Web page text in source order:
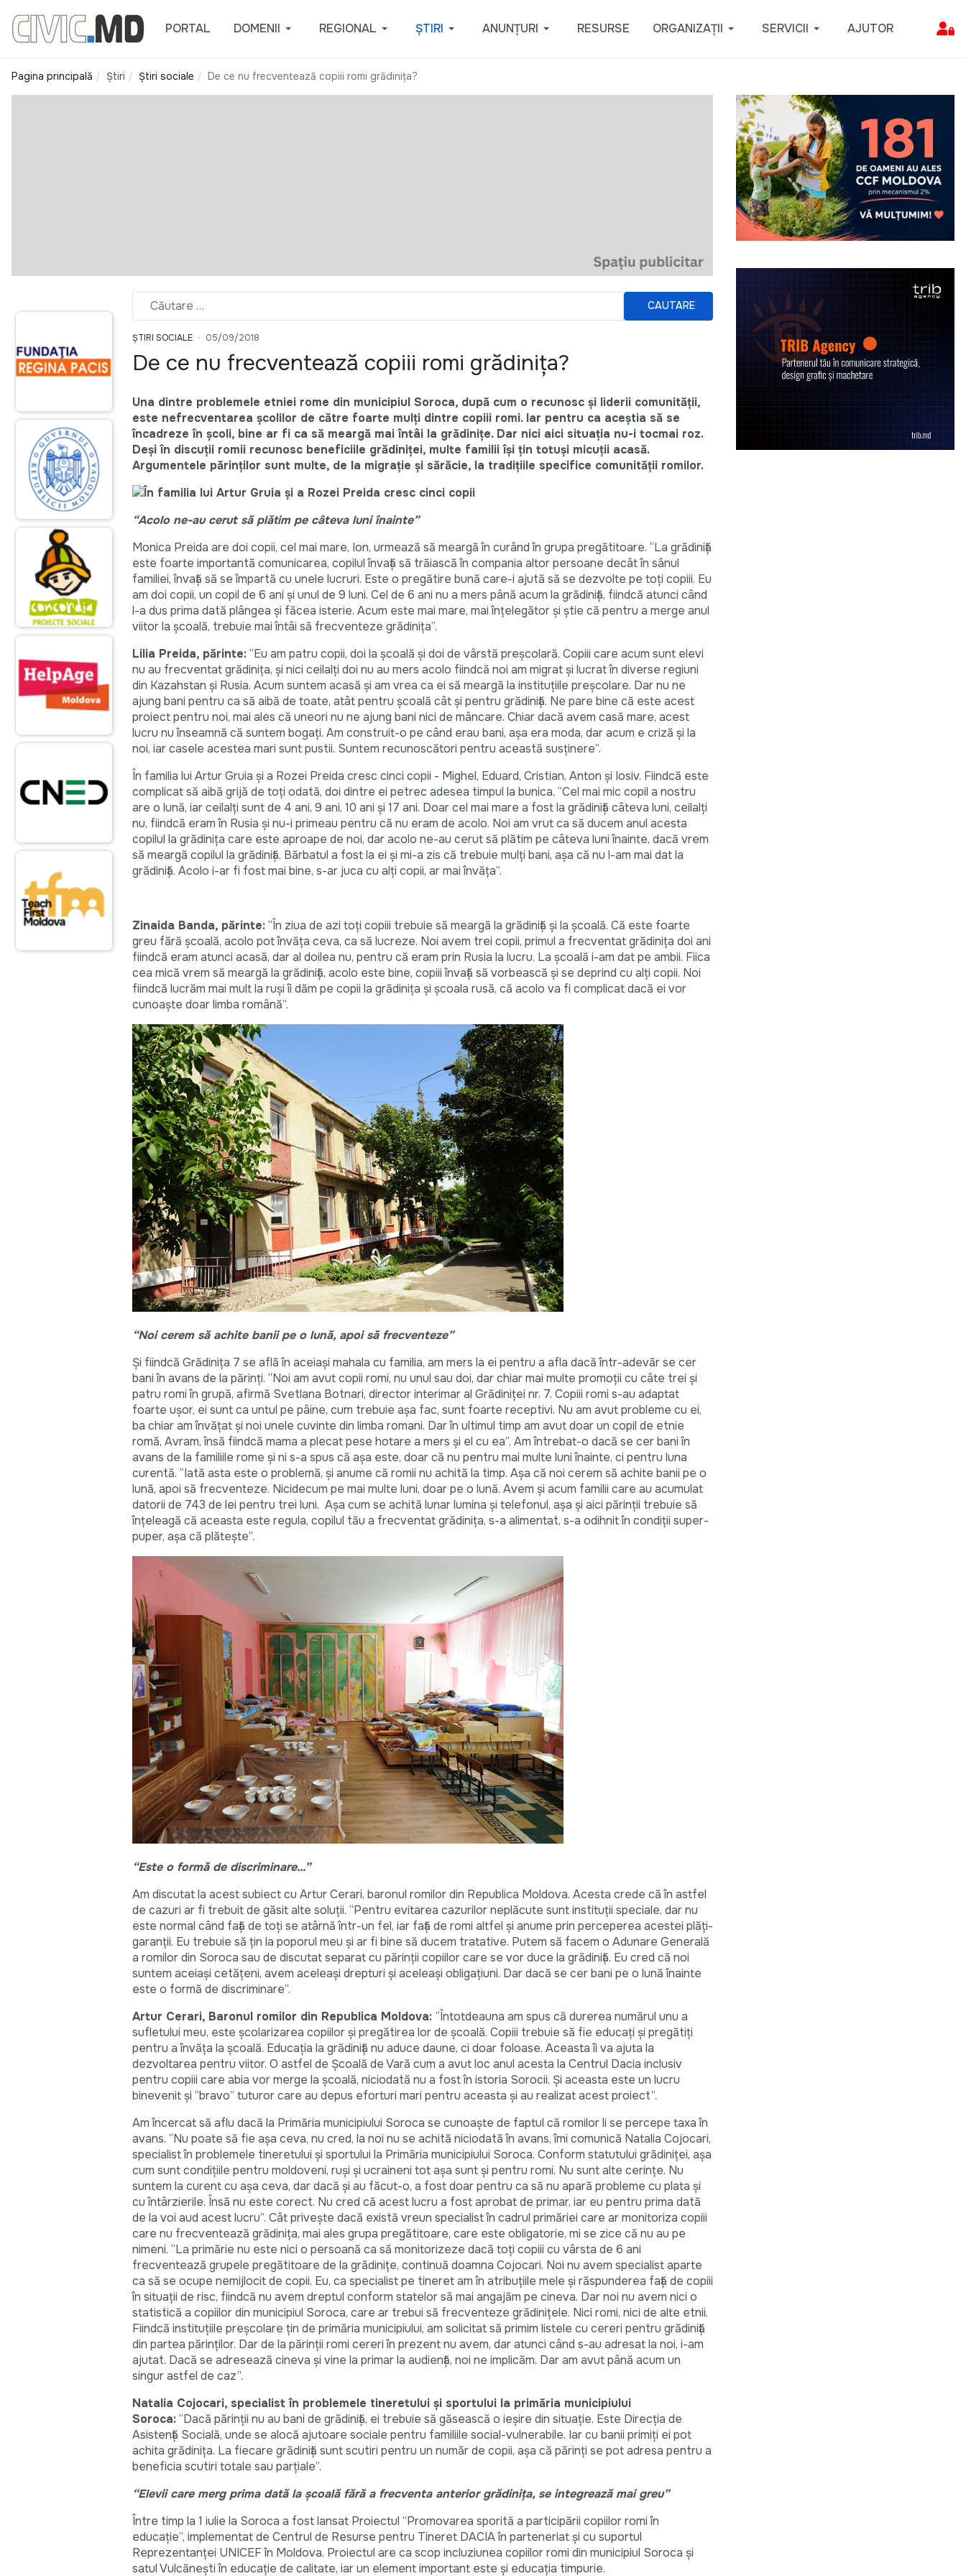
PORTAL DOMENII REGIONAL ȘTIRI ANUNȚURI RESURSE ORGANIZAȚII SERVICII AJUTOR
Pagina principală Știri Știri sociale De ce nu frecventează copiii romi grădinița?
CAUTARE
ȘTIRI SOCIALE 05/09/2018
De ce nu frecventează copiii romi grădinița?
Una dintre problemele etniei rome din municipiul Soroca, după cum o recunosc și liderii comunității,
este nefrecventarea școlilor de către foarte mulți dintre copiii romi. Iar pentru ca aceștia să se
încadreze în școli, bine ar fi ca să meargă mai întâi la grădinițe. Dar nici aici situația nu-i tocmai roz.
Deși în discuții romii recunosc beneficiile grădiniței, multe familii își țin totuși micuții acasă.
Argumentele părinților sunt multe, de la migrație și sărăcie, la tradițiile specifice comunității romilor.
“Acolo ne-au cerut să plătim pe câteva luni înainte”
Monica Preida are doi copii, cel mai mare, Ion, urmează să meargă în curând în grupa pregătitoare. “La grădiniță
este foarte importantă comunicarea, copilul învață să trăiască în compania altor persoane decât în sânul
familiei, învață să se împartă cu unele lucruri. Este o pregătire bună care-i ajută să se dezvolte pe toți copiii. Eu
am doi copii, un copil de 6 ani și unul de 9 luni. Cel de 6 ani nu a mers până acum la grădiniță, fiindcă atunci când
l-a dus prima dată plângea și făcea isterie. Acum este mai mare, mai înțelegător și știe că pentru a merge anul
viitor la școală, trebuie mai întâi să frecventeze grădinița”.
Lilia Preida, părinte:“Eu am patru copii, doi la școală și doi de vârstă preșcolară. Copiii care acum sunt elevi
nu au frecventat grădinița, și nici ceilalți doi nu au mers acolo fiindcă noi am migrat și lucrat în diverse regiuni
din Kazahstan și Rusia. Acum suntem acasă și am vrea ca ei să meargă la instituțiile preșcolare. Dar nu ne
ajung bani pentru ca să aibă de toate, atât pentru școală cât și pentru grădiniță. Ne pare bine că este acest
proiect pentru noi, mai ales că uneori nu ne ajung bani nici de mâncare. Chiar dacă avem casă mare, acest
lucru nu înseamnă că suntem bogați. Am construit-o pe când erau bani, așa era moda, dar acum e criză și la
noi, iar casele acestea mari sunt pustii. Suntem recunoscători pentru această susținere”.
În familia lui Artur Gruia și a Rozei Preida cresc cinci copii - Mighel, Eduard, Cristian, Anton și Iosiv. Fiindcă este
complicat să aibă grijă de toți odată, doi dintre ei petrec adesea timpul la bunica. “Cel mai mic copil a nostru
are o lună, iar ceilalți sunt de 4 ani, 9 ani, 10 ani și 17 ani. Doar cel mai mare a fost la grădiniță câteva luni, ceilalți
nu, fiindcă eram în Rusia și nu-i primeau pentru că nu eram de acolo. Noi am vrut ca să ducem anul acesta
copilul la grădinița care este aproape de noi, dar acolo ne-au cerut să plătim pe câteva luni înainte, dacă vrem
să meargă copilul la grădiniță. Bărbatul a fost la ei și mi-a zis că trebuie mulți bani, așa că nu l-am mai dat la
grădiniță. Acolo i-ar fi fost mai bine, s-ar juca cu alți copii, ar mai învăța”.
Zinaida Banda, părinte:“În ziua de azi toți copiii trebuie să meargă la grădiniță și la școală. Că este foarte
greu fără școală, acolo pot învăța ceva, ca să lucreze. Noi avem trei copii, primul a frecventat grădinița doi ani
fiindcă eram atunci acasă, dar al doilea nu, pentru că eram prin Rusia la lucru. La școală i-am dat pe ambii. Fiica
cea mică vrem să meargă la grădiniță, acolo este bine, copiii învață să vorbească și se deprind cu alți copii. Noi
fiindcă lucrăm mai mult la ruși îi dăm pe copii la grădinița și școala rusă, că acolo va fi complicat dacă ei vor
cunoaște doar limba română”.
“Noi cerem să achite banii pe o lună, apoi să frecventeze”
Și fiindcă Grădinița 7 se află în aceiași mahala cu familia, am mers la ei pentru a afla dacă într-adevăr se cer
bani în avans de la părinți. “Noi am avut copii romi, nu unul sau doi, dar chiar mai multe promoții cu câte trei și
patru romi în grupă, afirmă Svetlana Botnari, director interimar al Grădiniței nr. 7. Copiii romi s-au adaptat
foarte ușor, ei sunt ca untul pe pâine, cum trebuie așa fac, sunt foarte receptivi. Nu am avut probleme cu ei,
ba chiar am învățat și noi unele cuvinte din limba romani. Dar în ultimul timp am avut doar un copil de etnie
romă, Avram, însă fiindcă mama a plecat pese hotare a mers și el cu ea”. Am întrebat-o dacă se cer bani în
avans de la familiile rome și ni s-a spus că așa este, doar că nu pentru mai multe luni înainte, ci pentru luna
curentă. “Iată asta este o problemă, și anume că romii nu achită la timp. Așa că noi cerem să achite banii pe o
lună, apoi să frecventeze. Nicidecum pe mai multe luni, doar pe o lună. Avem și acum familii care au acumulat
datorii de 743 de lei pentru trei luni. Așa cum se achită lunar lumina și telefonul, așa și aici părinții trebuie să
înțeleagă că aceasta este regula, copilul tău a frecventat grădinița, s-a alimentat, s-a odihnit în condiții super-
puper, așa că plătește”.
“Este o formă de discriminare...”
Am discutat la acest subiect cu Artur Cerari, baronul romilor din Republica Moldova. Acesta crede că în astfel
de cazuri ar fi trebuit de găsit alte soluții. “Pentru evitarea cazurilor neplăcute sunt instituții speciale, dar nu
este normal când față de toți se atârnă într-un fel, iar față de romi altfel și anume prin perceperea acestei plăți-
garanții. Eu trebuie să țin la poporul meu și ar fi bine să ducem tratative. Putem să facem o Adunare Generală
a romilor din Soroca sau de discutat separat cu părinții copiilor care se vor duce la grădiniță. Eu cred că noi
suntem aceiași cetățeni, avem aceleași drepturi și aceleași obligațiuni. Dar dacă se cer bani pe o lună înainte
este o formă de discriminare”.
Artur Cerari, Baronul romilor din Republica Moldova: “Întotdeauna am spus că durerea numărul unu a
sufletului meu, este școlarizarea copiilor și pregătirea lor de școală. Copiii trebuie să fie educați și pregătiți
pentru a învăța la școală. Educația la grădiniță nu aduce daune, ci doar foloase. Aceasta îi va ajuta la
dezvoltarea pentru viitor. O astfel de Școală de Vară cum a avut loc anul acesta la Centrul Dacia inclusiv
pentru copiii care abia vor merge la școală, niciodată nu a fost în istoria Sorocii. Și aceasta este un lucru
binevenit și ”bravo” tuturor care au depus eforturi mari pentru aceasta și au realizat acest proiect”.
Am încercat să aflu dacă la Primăria municipiului Soroca se cunoaște de faptul că romilor li se percepe taxa în
avans. “Nu poate să fie așa ceva, nu cred, la noi nu se achită niciodată în avans, îmi comunică Natalia Cojocari,
specialist în problemele tineretului și sportului la Primăria municipiului Soroca. Conform statutului grădiniței, așa
cum sunt condițiile pentru moldoveni, ruși și ucraineni tot așa sunt și pentru romi. Nu sunt alte cerințe. Nu
suntem la curent cu așa ceva, dar dacă și au făcut-o, a fost doar pentru ca să nu apară probleme cu plata și
cu întârzierile. Însă nu este corect. Nu cred că acest lucru a fost aprobat de primar, iar eu pentru prima dată
de la voi aud acest lucru”. Cât privește dacă există vreun specialist în cadrul primăriei care ar monitoriza copiii
care nu frecventează grădinița, mai ales grupa pregătitoare, care este obligatorie, mi se zice că nu au pe
nimeni. “La primărie nu este nici o persoană ca să monitorizeze dacă toți copiii cu vârsta de 6 ani
frecventează grupele pregătitoare de la grădinițe, continuă doamna Cojocari. Noi nu avem specialist aparte
ca să se ocupe nemijlocit de copii. Eu, ca specialist pe tineret am în atribuțiile mele și răspunderea față de copiii
în situații de risc, fiindcă nu avem dreptul conform statelor să mai angajăm pe cineva. Dar noi nu avem nici o
statistică a copiilor din municipiul Soroca, care ar trebui să frecventeze grădinițele. Nici romi, nici de alte etnii.
Fiindcă instituțiile preșcolare țin de primăria municipiului, am solicitat să primim listele cu cereri pentru grădiniță
din partea părinților. Dar de la părinții romi cereri în prezent nu avem, dar atunci când s-au adresat la noi, i-am
ajutat. Dacă se adresează cineva și vine la primar la audiență, noi ne implicăm. Dar am avut până acum un
singur astfel de caz”.
Natalia Cojocari, specialist în problemele tineretului și sportului la primăria municipiului
Soroca:“Dacă părinții nu au bani de grădiniță, ei trebuie să găsească o ieșire din situație. Este Direcția de
Asistență Socială, unde se alocă ajutoare sociale pentru familiile social-vulnerabile. Iar cu banii primiți ei pot
achita grădinița. La fiecare grădiniță sunt scutiri pentru un număr de copii, așa că părinți se pot adresa pentru a
beneficia scutiri totale sau parțiale”.
“Elevii care merg prima dată la școală fără a frecventa anterior grădinița, se integrează mai greu”
Între timp la 1 iulie la Soroca a fost lansat Proiectul ”Promovarea sporită a participării copiilor romi în
educație”, implementat de Centrul de Resurse pentru Tineret DACIA în parteneriat și cu suportul
Reprezentanței UNICEF în Moldova. Proiectul are ca scop incluziunea copiilor romi din municipiul Soroca și
satul Vulcănești în educație de calitate, iar un element important este și educația timpurie.